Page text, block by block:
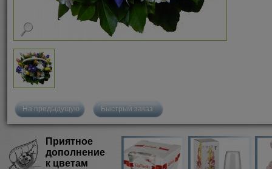
На предыдущую Быстрый заказ
Приятное
дополнение
к цветам